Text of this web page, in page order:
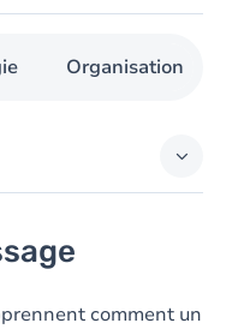
Organisation
comment un